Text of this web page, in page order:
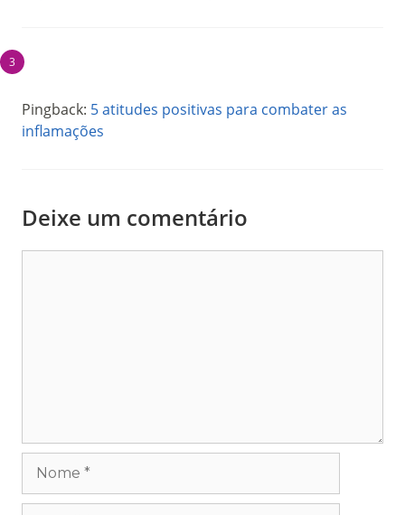
Pingback: 5 atitudes positivas para combater as
inflamações
Deixe um comentário